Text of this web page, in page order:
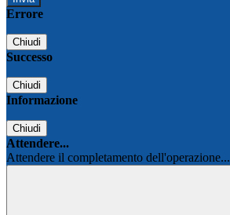
Errore
Chiudi
Successo
Chiudi
Informazione
Chiudi
Attendere...
Attendere il completamento dell'operazione...